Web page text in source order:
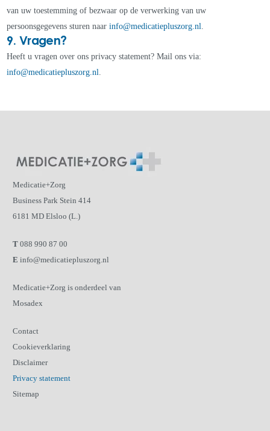
van uw toestemming of bezwaar op de verwerking van uw
persoonsgegevens sturen naarinfo@medicatiepluszorg.nl.
9. Vragen?
Heeft u vragen over ons privacy statement? Mail ons via:
info@medicatiepluszorg.nl.
Medicatie+Zorg
Business Park Stein 414
6181 MD Elsloo (L.)
T 088 990 87 00
E info@medicatiepluszorg.nl
Medicatie+Zorg is onderdeel van
Mosadex
Contact
Cookieverklaring
Disclaimer
Privacy statement
Sitemap